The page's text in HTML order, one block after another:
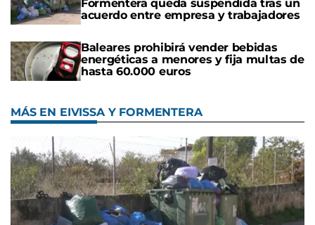
Formentera queda suspendida tras un
acuerdo entre empresa y trabajadores
Baleares prohibirá vender bebidas
energéticas a menores y fija multas de
hasta 60.000 euros
MÁS EN EIVISSA Y FORMENTERA